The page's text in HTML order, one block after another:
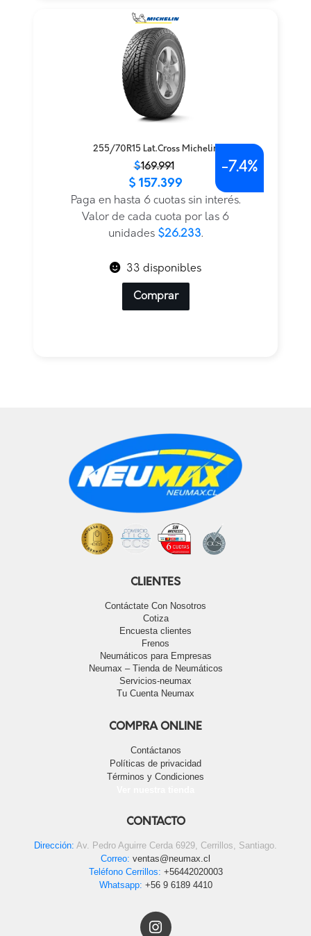
255/70R15 Lat.Cross Michelin
$169.991
original
actual
$ 157.399
Paga en hasta 6 cuotas sin interés.
Valor de cada cuota por las 6
unidades $26.233.
-7.4%
33 disponibles
Comprar
CLIENTES
Contáctate Con Nosotros
Cotiza
Encuesta clientes
Frenos
Neumáticos para Empresas
Neumax – Tienda de Neumáticos
Servicios-neumax
Tu Cuenta Neumax
COMPRA ONLINE
Contáctanos
Políticas de privacidad
Términos y Condiciones
CONTACTO
Dirección: Av. Pedro Aguirre Cerda 6929, Cerrillos, Santiago.
Correo: ventas@neumax.cl
Teléfono Cerrillos: +56442020003
Whatsapp: +56 9 6189 4410